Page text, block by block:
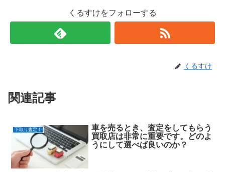
くるすけをフォローする
くるすけ
関連記事
下取り査定！
車を売るとき、査定をしてもらう
買取店は非常に重要です。どのよ
うにして選べば良いのか？